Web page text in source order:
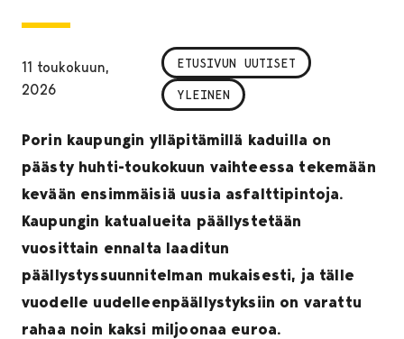
11 toukokuun,
2026
ETUSIVUN UUTISET
YLEINEN
Porin kaupungin ylläpitämillä kaduilla on
päästy huhti-toukokuun vaihteessa tekemään
kevään ensimmäisiä uusia asfalttipintoja.
Kaupungin katualueita päällystetään
vuosittain ennalta laaditun
päällystyssuunnitelman mukaisesti, ja tälle
vuodelle uudelleenpäällystyksiin on varattu
rahaa noin kaksi miljoonaa euroa.